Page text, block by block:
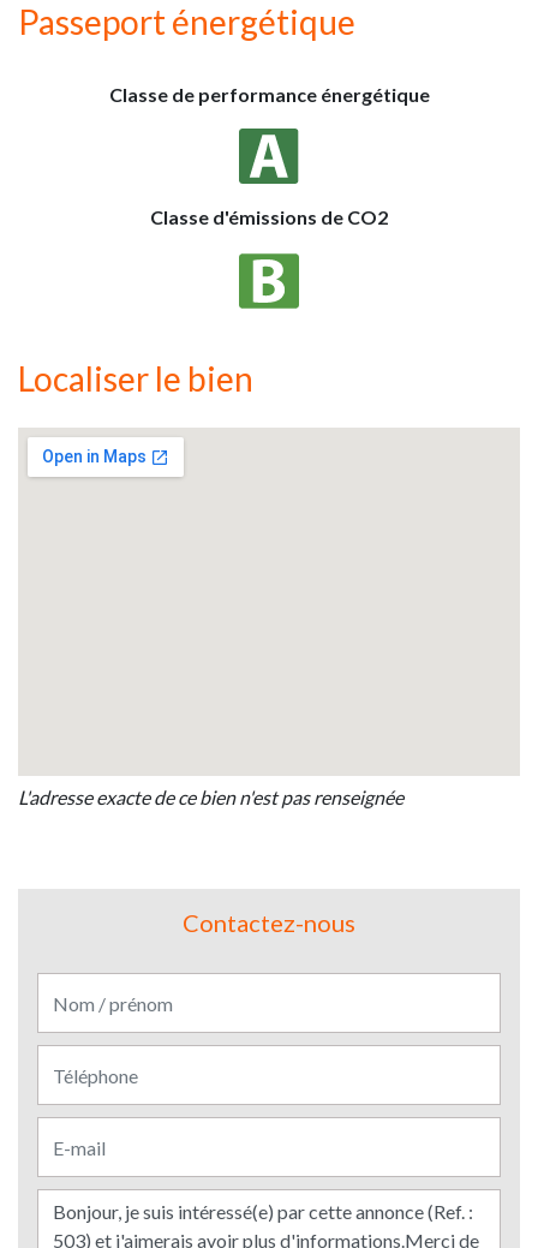
Passeport énergétique
Classe de performance énergétique
Classe d'émissions de CO2
Localiser le bien
L'adresse exacte de ce bien n'est pas renseignée
Contactez-nous